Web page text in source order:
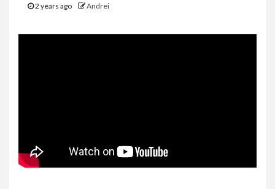
2 years ago Andrei